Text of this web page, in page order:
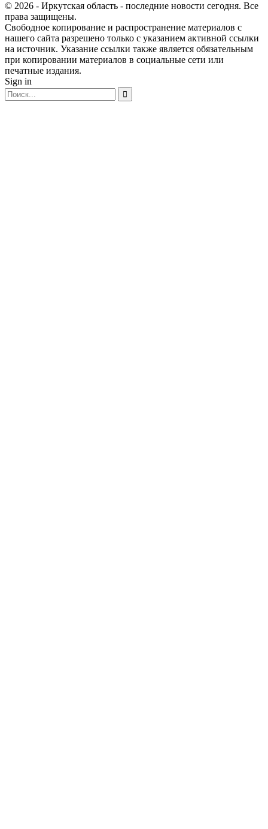
© 2026 - Иркутская область - последние новости сегодня. Все
права защищены.
Свободное копирование и распространение материалов с
нашего сайта разрешено только с указанием активной ссылки
на источник. Указание ссылки также является обязательным
при копировании материалов в социальные сети или
печатные издания.
Sign in